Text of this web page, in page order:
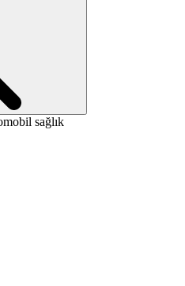
sağlık